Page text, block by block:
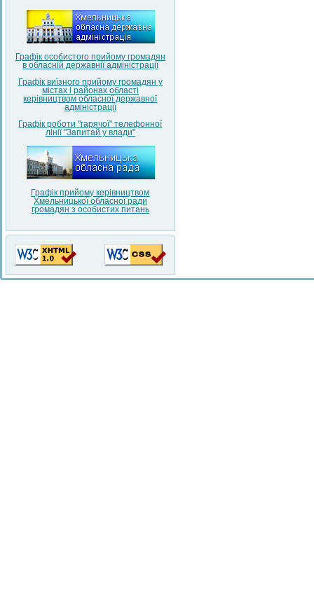
Графік особистого прийому громадян
в обласній державнії адміністрації
Графік виїзного прийому громадян у
містах і районах області
керівництвом обласної державної
адміністрації
Графік роботи "гарячої" телефонної
лінії "Запитай у влади"
Графік прийому керівництвом
Хмельницької обласної ради
громадян з особистих питань